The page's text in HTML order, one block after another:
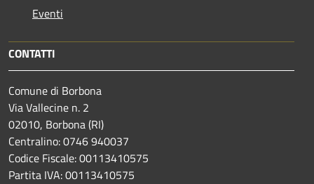
Eventi
CONTATTI
Comune di Borbona
Via Vallecine n. 2
02010, Borbona (RI)
Centralino: 0746 940037
Codice Fiscale: 00113410575
Partita IVA: 00113410575